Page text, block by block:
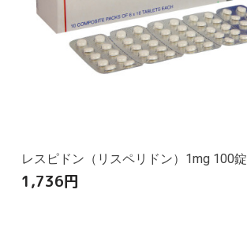
レスピドン（リスペリドン）1mg 100錠
1,736円